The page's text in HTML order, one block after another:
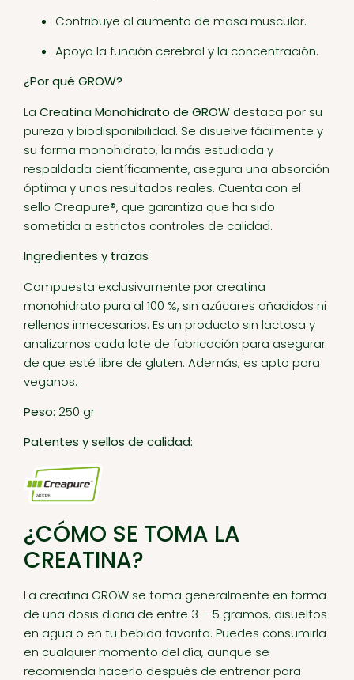
Contribuye al aumento de masa muscular.
Apoya la función cerebral y la concentración.
¿Por qué GROW?
La Creatina Monohidrato de GROW destaca por su
pureza y biodisponibilidad. Se disuelve fácilmente y
su forma monohidrato, la más estudiada y
respaldada científicamente, asegura una absorción
óptima y unos resultados reales. Cuenta con el
sello Creapure®, que garantiza que ha sido
sometida a estrictos controles de calidad.
Ingredientes y trazas
Compuesta exclusivamente por creatina
monohidrato pura al 100 %, sin azúcares añadidos ni
rellenos innecesarios. Es un producto sin lactosa y
analizamos cada lote de fabricación para asegurar
de que esté libre de gluten. Además, es apto para
veganos.
Peso: 250 gr
Patentes y sellos de calidad:
¿CÓMO SE TOMA LA
CREATINA?
La creatina GROW se toma generalmente en forma
de una dosis diaria de entre 3 – 5 gramos, disueltos
en agua o en tu bebida favorita. Puedes consumirla
en cualquier momento del día, aunque se
recomienda hacerlo después de entrenar para